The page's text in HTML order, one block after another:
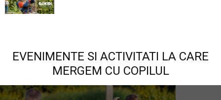
EVENIMENTE SI ACTIVITATI LA CARE
MERGEM CU COPILUL